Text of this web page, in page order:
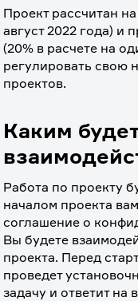
Проект рассчитан
август 2022 года) и
(20% в расчете на
регулировать свою
проектов.
Каким
Работа по проекту
началом проекта
соглашение о
Вы будете
проекта. Перед
проведет
задачу и ответит на